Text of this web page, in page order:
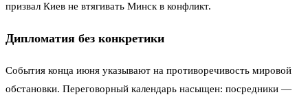
призвал Киев не втягивать Минск в конфликт.
Дипломатия без конкретики
События конца июня указывают на противоречивость мировой
обстановки. Переговорный календарь насыщен: посредники —